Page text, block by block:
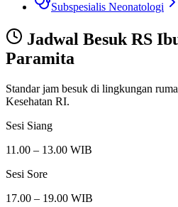
Subspesialis Neonatologi
Jadwal Besuk RS
Paramita
Standar jam besuk di lingkungan
Kesehatan RI.
Sesi Siang
11.00 – 13.00 WIB
Sesi Sore
17.00 – 19.00 WIB